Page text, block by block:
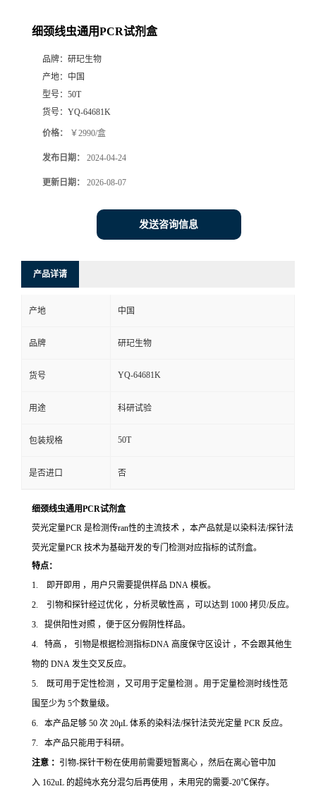
细颈线虫通用PCR试剂盒
品牌： 研玘生物
产地： 中国
型号： 50T
货号： YQ-64681K
价格： ￥2990/盒
发布日期： 2024-04-24
更新日期： 2026-08-07
发送咨询信息
产品详请
产地 中国
品牌 研玘生物
货号 YQ-64681K
用途 科研试验
包装规格 50T
是否进口 否
细颈线虫通用PCR试剂盒
荧光定量PCR 是检测传ran性的主流技术 ，本产品就是以染料法/探针法
荧光定量PCR 技术为基础开发的专门检测对应指标的试剂盒。
特点：
1. 即开即用 ，用户只需要提供样品 DNA 模板。
2. 引物和探针经过优化 ，分析灵敏性高 ，可以达到 1000 拷贝/反应。
3. 提供阳性对照 ，便于区分假阴性样品。
4. 特高 ， 引物是根据检测指标DNA 高度保守区设计 ，不会跟其他生
物的 DNA 发生交叉反应。
5. 既可用于定性检测 ，又可用于定量检测 。用于定量检测时线性范
围至少为 5个数量级。
6. 本产品足够 50 次 20μL 体系的染料法/探针法荧光定量 PCR 反应。
7. 本产品只能用于科研。
注意 ： 引物-探针干粉在使用前需要短暂离心 ，然后在离心管中加
入 162uL 的超纯水充分混匀后再使用 ，未用完的需要-20℃保存。